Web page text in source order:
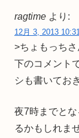
ragtime より:
12月 3, 2013
>ちょもっち
下のコメント
シも書いてお
夜7時までと
るかもしれま